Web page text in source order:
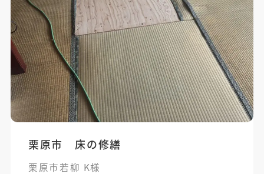
栗原市 床の修繕
栗原市若柳 K様